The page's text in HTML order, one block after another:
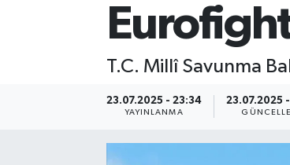
T.C. Millî Savunma
23.07.2025 - 23:34
YAYINLANMA
23.07.2025